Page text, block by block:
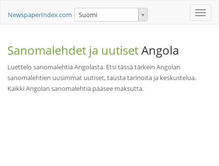
Toggle
NewspaperIndex.com Suomi
Sanomalehdet ja uutisetAngola
Luettelo sanomalehtiä Angolasta. Etsi tässä tärkein Angolan
sanomalehtien uusimmat uutiset, tausta tarinoita ja keskustelua.
Kaikki Angolan sanomalehtiä pääsee maksutta.